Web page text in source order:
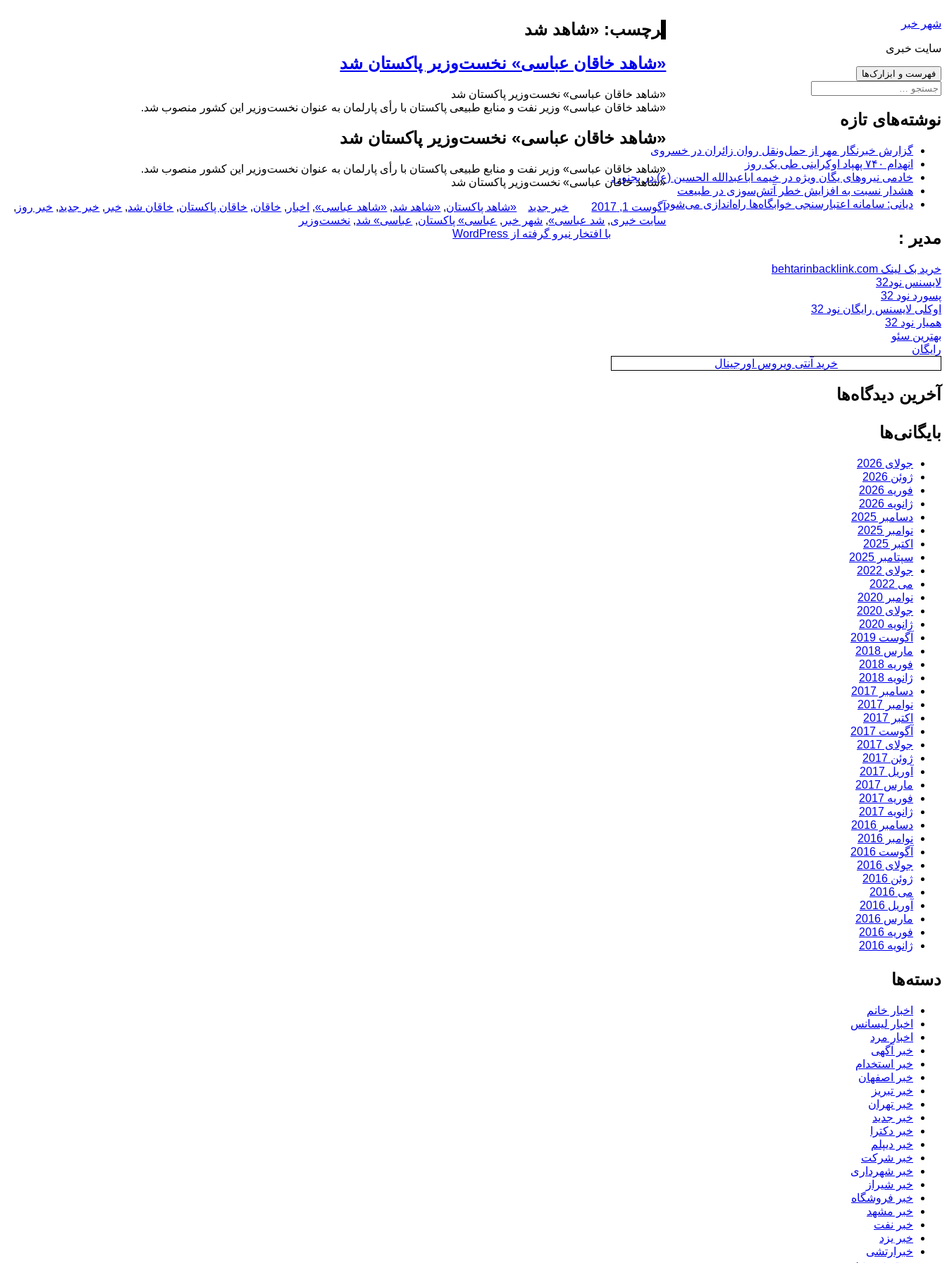
به
شهر خبر
سایت خبری
فهرست و ابزارک‌ها
جستجو
نوشته‌های تازه
گزارش خبرنگار مهر از حمل‌ونقل روان زائران در خسروی
انهدام ۷۴۰ پهپاد اوکراینی طی یک روز
خادمی نیروهای یگان ویژه در خیمه اباعبدالله الحسین (ع) در بجنورد
هشدار نسبت به افزایش خطر آتش‌سوزی در طبیعت
دیانی: سامانه اعتبارسنجی خوابگاه‌ها راه‌اندازی می‌شود
مدیر :
خرید بک لینک behtarinbacklink.com
لایسنس نود32
پسورد نود 32
اوکلی لایسنس رایگان نود 32
همیار نود 32
بهترین سئو
رایگان
خرید آنتی ویروس اورجینال
آخرین دیدگاه‌ها
بایگانی‌ها
جولای 2026
ژوئن 2026
فوریه 2026
ژانویه 2026
دسامبر 2025
نوامبر 2025
اکتبر 2025
سپتامبر 2025
جولای 2022
می 2022
نوامبر 2020
جولای 2020
ژانویه 2020
آگوست 2019
مارس 2018
فوریه 2018
ژانویه 2018
دسامبر 2017
نوامبر 2017
اکتبر 2017
آگوست 2017
جولای 2017
ژوئن 2017
آوریل 2017
مارس 2017
فوریه 2017
ژانویه 2017
دسامبر 2016
نوامبر 2016
آگوست 2016
جولای 2016
ژوئن 2016
می 2016
آوریل 2016
مارس 2016
فوریه 2016
ژانویه 2016
دسته‌ها
اخبار خانم
اخبار لیسانس
اخبار مرد
خبر آگهی
خبر استخدام
خبر اصفهان
خبر تبریز
خبر تهران
خبر جدید
خبر دکترا
خبر دیپلم
خبر شرکت
خبر شهرداری
خبر شیراز
خبر فروشگاه
خبر مشهد
خبر نفت
خبر یزد
خبرارتشی
برچسب: «شاهد شد
«شاهد خاقان عباسی» نخست‌وزیر پاکستان شد
«شاهد خاقان عباسی» نخست‌وزیر پاکستان شد
«شاهد خاقان عباسی» وزیر نفت و منابع طبیعی پاکستان با رأی پارلمان به عنوان نخست‌وزیر این کشور منصوب شد.
«شاهد خاقان عباسی» نخست‌وزیر پاکستان شد
«شاهد خاقان عباسی» وزیر نفت و منابع طبیعی پاکستان با رأی پارلمان به عنوان نخست‌وزیر این کشور منصوب شد.
«شاهد خاقان عباسی» نخست‌وزیر پاکستان شد
ارسال
شده
آگوست 1, 2017 نویسنده
دسته‌ها
خبر جدید برچسب‌ها
«شاهد پاکستان, «شاهد شد, «شاهد عباسی», اخبار , خاقان, خاقان پاکستان, خاقان شد, خبر , خبر جدید, خبر روز ,
سایت خبری, شد عباسی», شهر خبر , عباسی» پاکستان, عباسی» شد, نخست‌وزیر
با افتخار نیرو گرفته از WordPress